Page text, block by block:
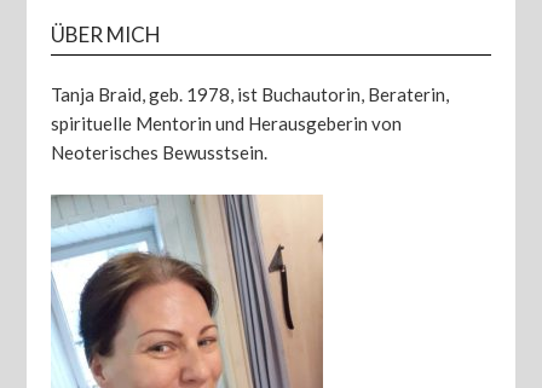
ÜBER MICH
Tanja Braid, geb. 1978, ist Buchautorin, Beraterin,
spirituelle Mentorin und Herausgeberin von
Neoterisches Bewusstsein.